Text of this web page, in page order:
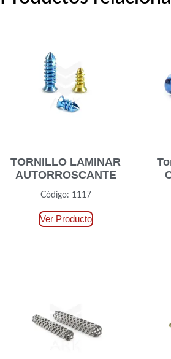
TORNILLO LAMINAR
AUTORROSCANTE
Código: 1117
Ver Producto